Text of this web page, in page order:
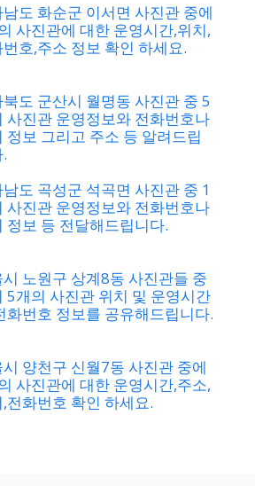
도 화순군 이서면 사진관 중에
사진관에 대한 운영시간,위치,
호,주소 정보 확인 하세요.
도 군산시 월명동 사진관 중 5
사진관 운영정보와 전화번호나
정보 그리고 주소 등 알려드립
도 곡성군 석곡면 사진관 중 1
사진관 운영정보와 전화번호나
정보 등 전달해드립니다.
시 노원구 상계8동 사진관들 중
5개의 사진관 위치 및 운영시간
화번호 정보를 공유해드립니다.
양천구 신월7동 사진관 중에
사진관에 대한 운영시간,주소,
전화번호 확인 하세요.